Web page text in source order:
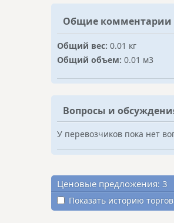
Общие комментарии
Общий вес: 0.01 кг
Общий объем: 0.01 м3
Вопросы и
У перевозчиков пока нет
Ценовые предложения: 3
Показать историю торгов